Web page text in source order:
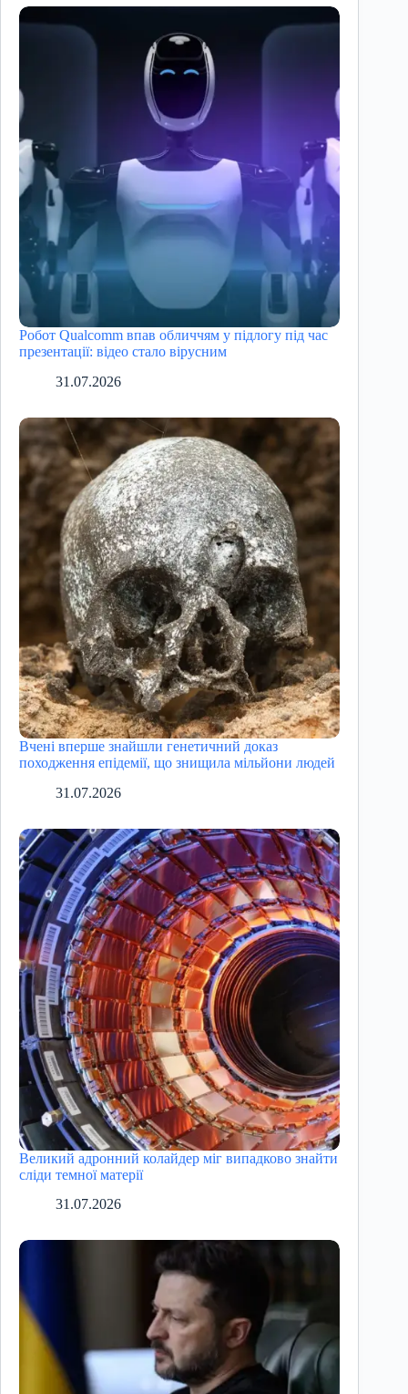
Робот Qualcomm впав обличчям у підлогу під час
презентації: відео стало вірусним
31.07.2026
Вчені вперше знайшли генетичний доказ
походження епідемії, що знищила мільйони людей
31.07.2026
Великий адронний колайдер міг випадково знайти
сліди темної матерії
31.07.2026